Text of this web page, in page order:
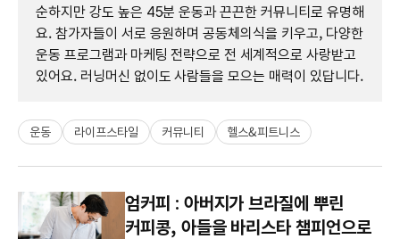
순하지만 강도 높은 45분 운동과 끈끈한 커뮤니티로 유명해
요. 참가자들이 서로 응원하며 공동체의식을 키우고, 다양한
운동 프로그램과 마케팅 전략으로 전 세계적으로 사랑받고
있어요. 러닝머신 없이도 사람들을 모으는 매력이 있답니다.
운동 라이프스타일 커뮤니티 헬스&피트니스
엄커피 : 아버지가 브라질에 뿌린
커피콩, 아들을 바리스타 챔피언으로